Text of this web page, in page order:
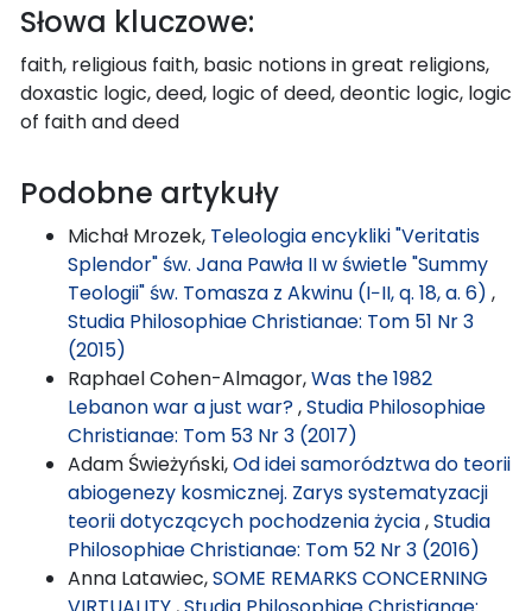
Słowa kluczowe:
faith, religious faith, basic notions in great religions,
doxastic logic, deed, logic of deed, deontic logic, logic
of faith and deed
Podobne artykuły
Michał Mrozek, Teleologia encykliki "Veritatis
Splendor" św. Jana Pawła II w świetle "Summy
Teologii" św. Tomasza z Akwinu (I−II, q. 18, a. 6) ,
Studia Philosophiae Christianae: Tom 51 Nr 3
(2015)
Raphael Cohen-Almagor,Was the 1982
Lebanon war a just war?,Studia Philosophiae
Christianae: Tom 53 Nr 3 (2017)
Adam Świeżyński,Od idei samorództwa do teorii
abiogenezy kosmicznej. Zarys systematyzacji
teorii dotyczących pochodzenia życia,Studia
Philosophiae Christianae: Tom 52 Nr 3 (2016)
Anna Latawiec,SOME REMARKS CONCERNING